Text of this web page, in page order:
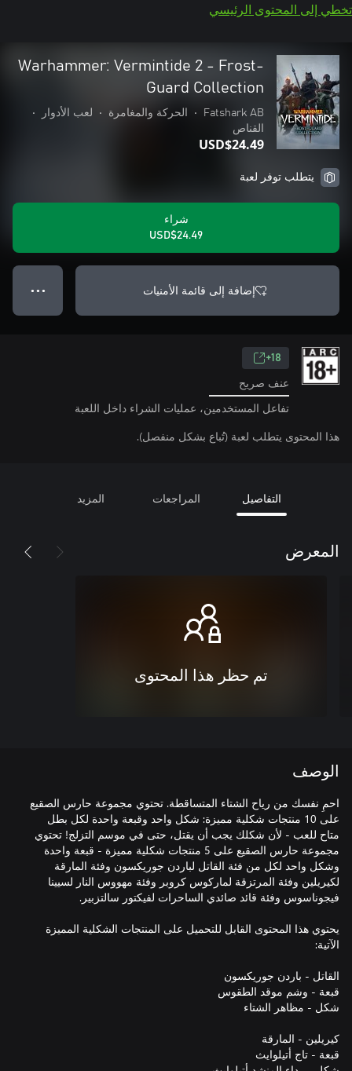
تخطي إلى المحتوى الرئيسي
Warhammer: Vermintide 2 - Frost-
Guard Collection
Fatshark AB
• الحركة والمغامرة • لعب الأدوار
•
القناص
USD$24.49
يتطلب توفر لعبة
شراء
USD$24.49
إضافة إلى قائمة الأمنيات ● ● ●
18+
عنف صريح
تفاعل المستخدمين، عمليات الشراء داخل اللعبة
هذا المحتوى يتطلب لعبة (تُباع بشكل منفصل).
التفاصيل المراجعات المزيد
المعرض
تم حظر هذا المحتوى
الوصف
احمِ نفسك من رياح الشتاء المتساقطة. تحتوي مجموعة حارس الصقيع
على 10 منتجات شكلية مميزة: شكل واحد وقبعة واحدة لكل بطل
متاح للعب - لأن شكلك يجب أن يقتل، حتى في موسم التزلج! تحتوي
مجموعة حارس الصقيع على 5 منتجات شكلية مميزة - قبعة واحدة
وشكل واحد لكل من فئة القاتل لباردن جوريكسون وفئة المارقة
لكيريلين وفئة المرتزقة لماركوس كروبر وفئة مهووس النار لسيينا
يحتوي هذا المحتوى القابل للتحميل على المنتجات الشكلية المميزة